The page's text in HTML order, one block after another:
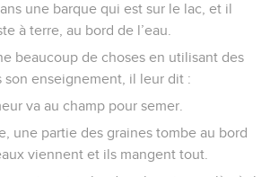
une barque qui est sur le lac, et il
à terre, au bord de l’eau.
beaucoup de choses en utilisant des
son enseignement, il leur dit :
va au champ pour semer.
une partie des graines tombe au bord
viennent et ils mangent tout.